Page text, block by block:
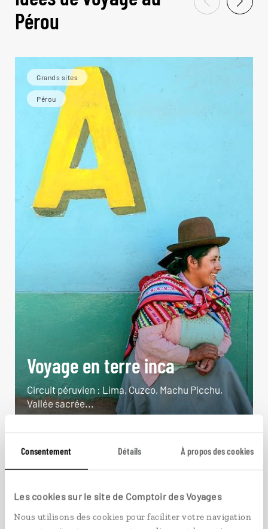
Consentement Détails À propos des cookies
Les cookies sur le site de Comptoir des Voyages
Nous utilisons des cookies pour faciliter votre navigation
Pérou
Grands sites
Pérou
Voyage en terre inca
Circuit péruvien : Lima, Cuzco, Machu Picchu,
Vallée sacrée...
VOIR NOS 8 IDÉES DE VOYAGE AU PÉROU